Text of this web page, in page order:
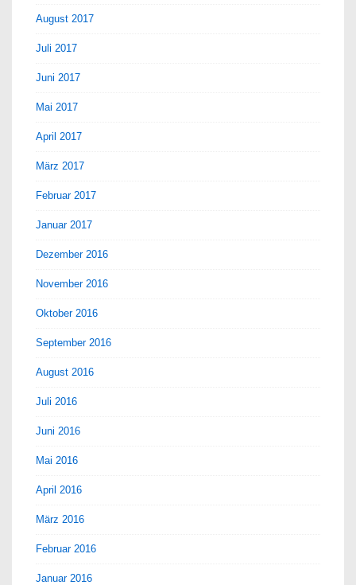
August 2017
Juli 2017
Juni 2017
Mai 2017
April 2017
März 2017
Februar 2017
Januar 2017
Dezember 2016
November 2016
Oktober 2016
September 2016
August 2016
Juli 2016
Juni 2016
Mai 2016
April 2016
März 2016
Februar 2016
Januar 2016